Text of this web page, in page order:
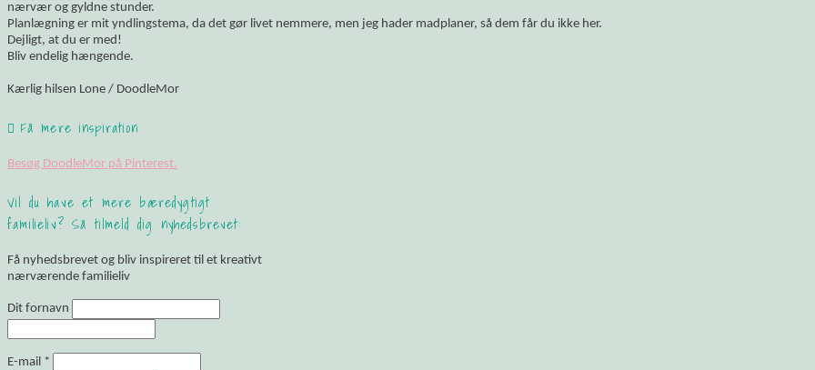
nærvær og gyldne stunder.
Planlægning er mit yndlingstema, da det gør livet nemmere, men jeg hader madplaner, så dem får du ikke her.
Dejligt, at du er med!
Bliv endelig hængende.
Kærlig hilsen Lone / DoodleMor
Få mere inspiration
Besøg DoodleMor på Pinterest.
Vil du have et mere bæredygtigt
familieliv? Så tilmeld dig nyhedsbrevet:
Få nyhedsbrevet og bliv inspireret til et kreativt
nærværende familieliv
Dit fornavn
E-mail *